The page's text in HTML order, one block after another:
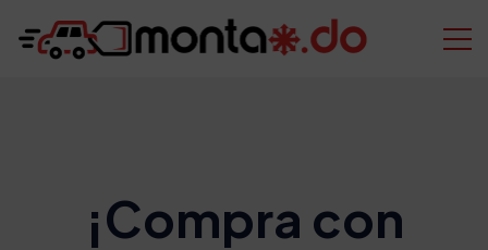
¡Compra con